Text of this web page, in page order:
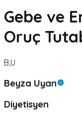
Gebe ve
Oruç
B,U
Beyza Uyan
Diyetisyen